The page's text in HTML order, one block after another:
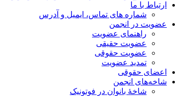
ارتباط با ما
شماره های تماس، ایمیل و آدرس
عضویت در انجمن
راهنمای عضویت
عضویت حقیقی
عضویت حقوقی
تمدید عضویت
اعضای حقوقی
شاخه‌های انجمن
شاخۀ بانوان در فوتونیک